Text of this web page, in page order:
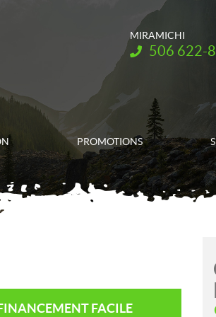
MIRAMICHI
Téléphone :
506 622-
PROMOTIONS
FACILE